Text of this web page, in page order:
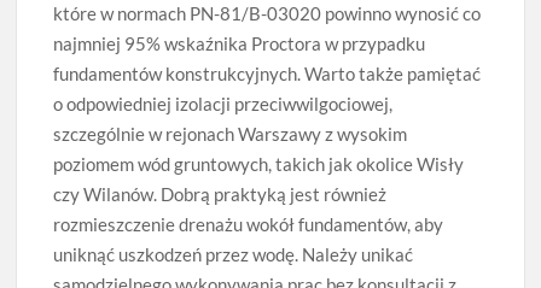
które w normach PN-81/B-03020 powinno wynosić co
najmniej 95% wskaźnika Proctora w przypadku
fundamentów konstrukcyjnych. Warto także pamiętać
o odpowiedniej izolacji przeciwwilgociowej,
szczególnie w rejonach Warszawy z wysokim
poziomem wód gruntowych, takich jak okolice Wisły
czy Wilanów. Dobrą praktyką jest również
rozmieszczenie drenażu wokół fundamentów, aby
uniknąć uszkodzeń przez wodę. Należy unikać